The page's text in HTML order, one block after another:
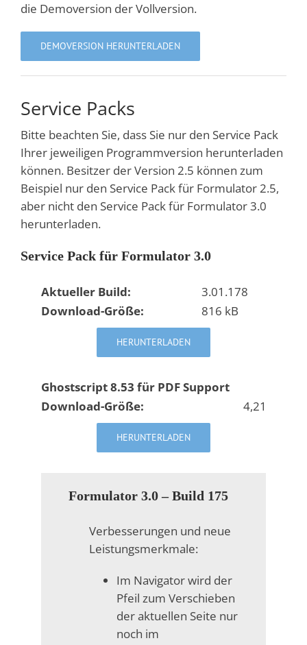
die Demoversion der Vollversion.
DEMOVERSION HERUNTERLADEN
Service Packs
Bitte beachten Sie, dass Sie nur den Service Pack
Ihrer jeweiligen Programmversion herunterladen
können. Besitzer der Version 2.5 können zum
Beispiel nur den Service Pack für Formulator 2.5,
aber nicht den Service Pack für Formulator 3.0
herunterladen.
Service Pack für Formulator 3.0
Aktueller Build:
3.01.178
Download-Größe:
816 kB
HERUNTERLADEN
Ghostscript 8.53 für PDF Support
Download-Größe:
4,21 MB
HERUNTERLADEN
Formulator 3.0 – Build 175
Verbesserungen und neue
Leistungsmerkmale:
Im Navigator wird der
Pfeil zum Verschieben
der aktuellen Seite nur
noch im